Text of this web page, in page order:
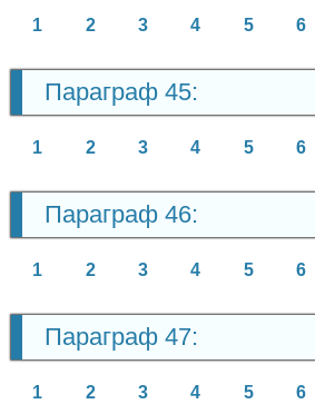
1 2 3 4 5 6
Параграф 45:
1 2 3 4 5 6
Параграф 46:
1 2 3 4 5 6
Параграф 47:
1 2 3 4 5 6